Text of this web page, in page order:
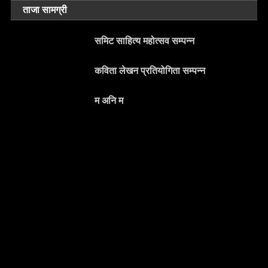
ताजा सामग्री
समिट साहित्य महोत्सव सम्पन्न
कविता लेखन प्रतियोगिता सम्पन्न
म अनि म